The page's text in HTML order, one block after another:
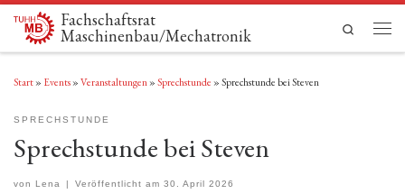
Zum Inhalt springen
Fachschaftsrat
Maschinenbau/Mechatronik
Search
Start» Events» Veranstaltungen » Sprechstunde » Sprechstunde bei Steven
SPRECHSTUNDE
Sprechstunde bei Steven
von Lena Veröffentlicht am30. April 2026